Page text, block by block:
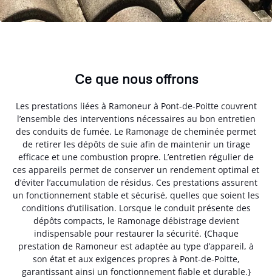
Ce que nous offrons
Les prestations liées à Ramoneur à Pont-de-Poitte couvrent
l’ensemble des interventions nécessaires au bon entretien
des conduits de fumée. Le Ramonage de cheminée permet
de retirer les dépôts de suie afin de maintenir un tirage
efficace et une combustion propre. L’entretien régulier de
ces appareils permet de conserver un rendement optimal et
d’éviter l’accumulation de résidus. Ces prestations assurent
un fonctionnement stable et sécurisé, quelles que soient les
conditions d’utilisation. Lorsque le conduit présente des
dépôts compacts, le Ramonage débistrage devient
indispensable pour restaurer la sécurité. {Chaque
prestation de Ramoneur est adaptée au type d’appareil, à
son état et aux exigences propres à Pont-de-Poitte,
garantissant ainsi un fonctionnement fiable et durable.}